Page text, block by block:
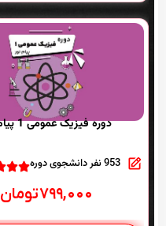
دوره فیزیک عمومی 1 پیام نور
953 نفر دانشجوی دوره
۷۹۹,۰۰۰تومان